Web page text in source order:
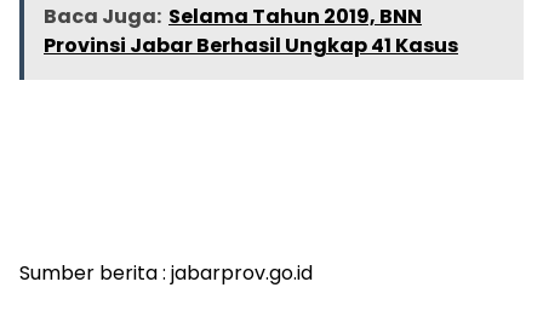
Baca Juga: Selama Tahun 2019, BNN
Provinsi Jabar Berhasil Ungkap 41 Kasus
Sumber berita : jabarprov.go.id